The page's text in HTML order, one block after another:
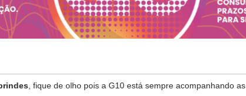
, fique de olho pois a G10 está sempre acompanhando